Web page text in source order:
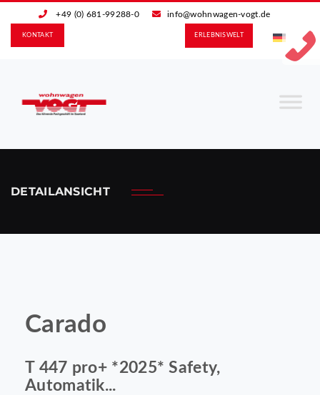
+49 (0) 681-99288-0 info@wohnwagen-vogt.de
ERLEBNIS­WELT
KONTAKT
DETAILANSICHT
Carado
T 447 pro+ *2025* Safety,
Automatik...